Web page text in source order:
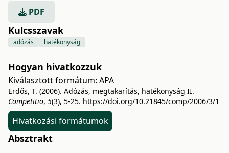
PDF
Kulcsszavak
adózás hatékonyság
Hogyan hivatkozzuk
Kiválasztott formátum: APA
Erdős, T. (2006). Adózás, megtakarítás, hatékonyság II.
Competitio, 5(3), 5-25. https://doi.org/10.21845/comp/2006/3/1
Hivatkozási formátumok
Absztrakt